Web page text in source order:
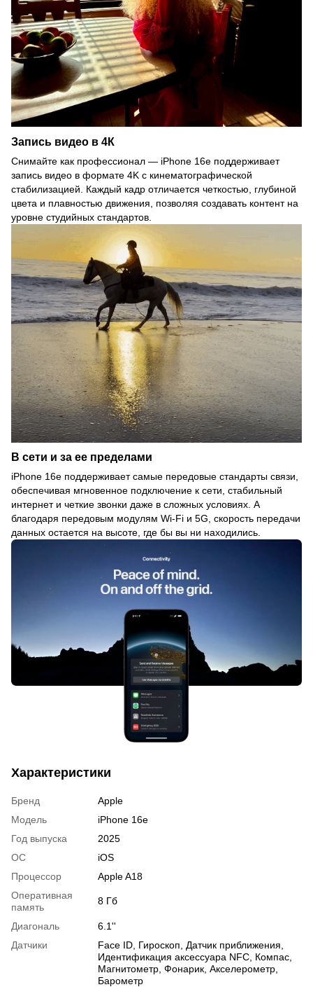
Запись видео в 4К
Снимайте как профессионал — iPhone 16e поддерживает
запись видео в формате 4K с кинематографической
стабилизацией. Каждый кадр отличается четкостью, глубиной
цвета и плавностью движения, позволяя создавать контент на
уровне студийных стандартов.
В сети и за ее пределами
iPhone 16e поддерживает самые передовые стандарты связи,
обеспечивая мгновенное подключение к сети, стабильный
интернет и четкие звонки даже в сложных условиях. А
благодаря передовым модулям Wi-Fi и 5G, скорость передачи
данных остается на высоте, где бы вы ни находились.
Характеристики
Бренд
Apple
Модель
iPhone 16e
Год выпуска
2025
ОС
iOS
Процессор
Apple A18
Оперативная
память
8 Гб
Диагональ
6.1''
Датчики
Face ID, Гироскоп, Датчик приближения,
Идентификация аксессуара NFC, Компас,
Магнитометр, Фонарик, Акселерометр,
Барометр